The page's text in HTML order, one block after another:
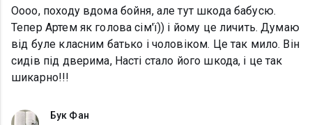
Оооо, походу вдома бойня, але тут шкода бабусю.
Тепер Артем як голова сім'ї)) і йому це личить. Думаю
від буле класним батько і чоловіком. Це так мило. Він
сидів під дверима, Насті стало його шкода, і це так
шикарно!!!
Бук Фан